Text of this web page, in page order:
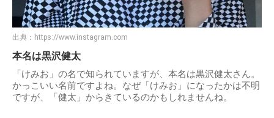
出典： https://www.instagram.com
本名は黒沢健太
「けみお」の名で知られていますが、本名は黒沢健太さん。
かっこいい名前ですよね。なぜ「けみお」になったかは不明
ですが、「健太」からきているのかもしれませんね。